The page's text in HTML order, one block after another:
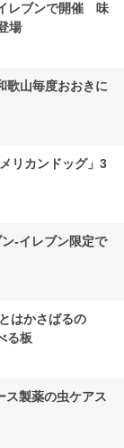
レブンで開催 味
場
歌山毎度おおきに
リカンドッグ」3
‐イレブン限定で
はかさばるの
る板
ス製薬の虫ケアス